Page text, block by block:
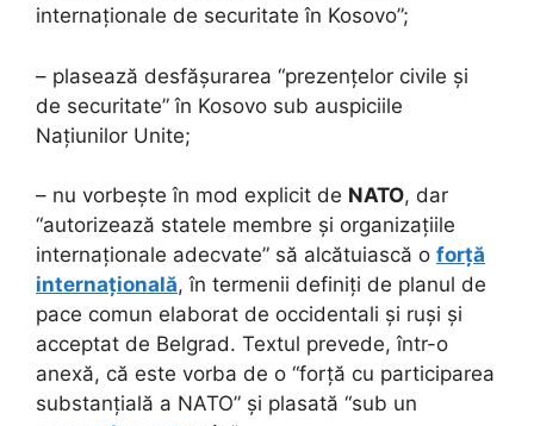
internaționale de securitate în Kosovo”;
– plasează desfășurarea “prezențelor civile și
de securitate” în Kosovo sub auspiciile
Națiunilor Unite;
– nu vorbește în mod explicit de NATO, dar
“autorizează statele membre și organizațiile
internaționale adecvate” să alcătuiască o forță
internațională, în termenii definiți de planul de
pace comun elaborat de occidentali și ruși și
acceptat de Belgrad. Textul prevede, într-o
anexă, că este vorba de o “forță cu participarea
substanțială a NATO” și plasată “sub un